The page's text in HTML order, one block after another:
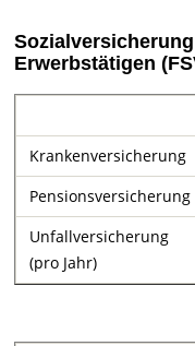
Erwerbstätigen
Krankenversicherung
Pensionsversicherung
Unfallversicherung
(pro Jahr)